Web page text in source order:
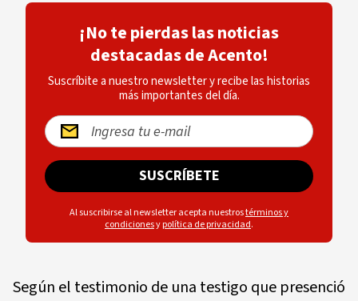
¡No te pierdas las noticias
destacadas de Acento!
Suscríbite a nuestro newsletter y recibe las historias
más importantes del día.
SUSCRÍBETE
Al suscribirse al newsletter acepta nuestrostérminos y
condicionesypolítica de privacidad.
Según el testimonio de una testigo que presenció